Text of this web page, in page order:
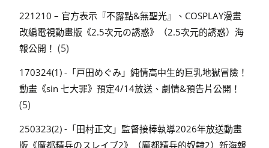
221210 – 官方表示『不露點&無聖光』、COSPLAY漫畫
改編電視動畫版《2.5次元の誘惑》（2.5次元的誘惑）海
報公開！ (5)
170324(1) -「戸田めぐみ」純情高中生的巨乳地獄冒險！
動畫《sin 七大罪》預定4/14放送、劇情&預告片公開！
(5)
250323(2) -「田村正文」監督接棒執導2026年放送動畫
版《魔都精兵のスレイブ2》（魔都精兵的奴隸2）新海報